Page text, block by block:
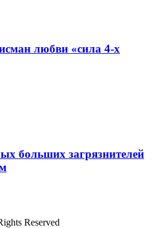
любви «сила 4-х
больших загрязнителей
Reserved